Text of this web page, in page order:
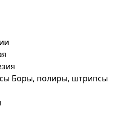
Боры, полиры, штрипсы